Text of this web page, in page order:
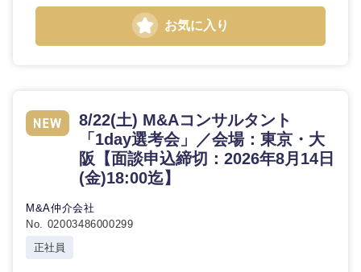
コンサル
専門職
技術職
（IT）、
その他企画業務
技術職（IT）、Webサービス・制作、ゲーム
技術職（モノづくり）
メディカル
倉庫・運輸・物流
小売・通販・外食
IT・通信
業
転勤なし 海外勤務あり
フルリモート
年間休日120日以
完全週休2日制
お気に入り
8/22(土) M&Aコンサルタント
「1day選考会」／会場：東京・大
阪【面談申込締切：2026年8月14日
(金)18:00迄】
M&A仲介会社
No. 02003486000299
正社員